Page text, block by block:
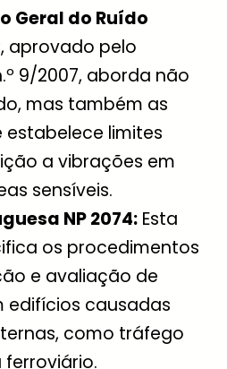
Geral do Ruído
aprovado pelo
9/2007, aborda não
mas também as
estabelece limites
a vibrações em
sensíveis.
NP 2074: Esta
os procedimentos
e avaliação de
edifícios causadas
como tráfego